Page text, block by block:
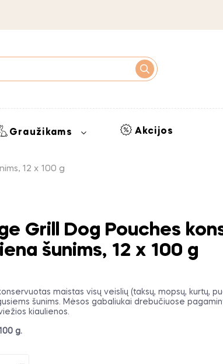
Graužikams Akcijos
12 x 100 g
Grill Dog Pouches
šunims, 12 x 100 g
maistas visų veislių (taksų, mopsų, kurtų,
šunims. Mėsos gabaliukai drebučiuose
kiaulienos.
g.